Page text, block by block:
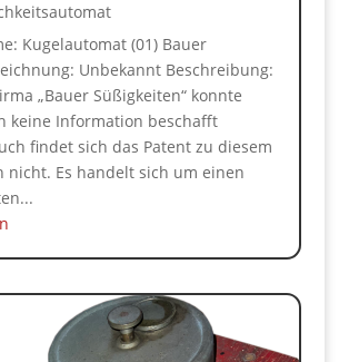
Kugelautomat (01) Bauer
Unbekannt Beschreibung:
„Bauer Süßigkeiten“ konnte
keine Information beschafft
findet sich das Patent zu diesem
nicht. Es handelt sich um einen